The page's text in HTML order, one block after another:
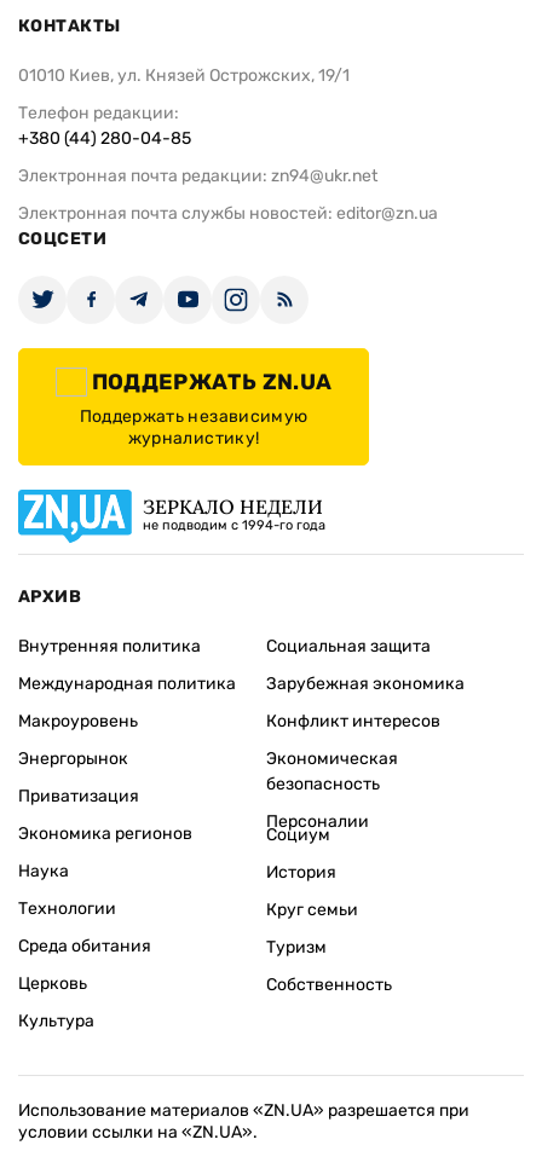
КОНТАКТЫ
01010 Киев, ул. Князей Острожских, 19/1
Телефон редакции:
+380 (44) 280-04-85
Электронная почта редакции: zn94@ukr.net
Электронная почта службы новостей: editor@zn.ua
СОЦСЕТИ
ПОДДЕРЖАТЬ ZN.UA
Поддержать независимую
журналистику!
ЗЕРКАЛО НЕДЕЛИ
не подводим с 1994-го года
АРХИВ
Внутренняя политика
Международная политика
Макроуровень
Энергорынок
Приватизация
Экономика регионов
Социальная защита
Зарубежная экономика
Конфликт интересов
Экономическая
безопасность
Персоналии
Наука
Технологии
Среда обитания
Церковь
Культура
Социум
История
Круг семьи
Туризм
Собственность
Использование материалов «ZN.UA» разрешается при
условии ссылки на «ZN.UA».